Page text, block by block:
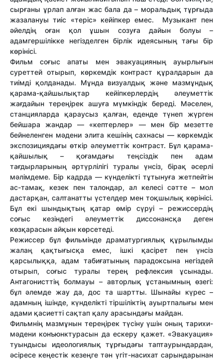
сырғаны ұрлап алған жас бала да – моральдық тұрғыда
жазалануы тиіс «теріс» кейіпкер емес. Музыкант пен
әйелдің оған қол ұшын созуға дайын болуы –
адамгершілікке негізделген бірлік идеясының тағы бір
көрінісі.
Фильм соғыс апаты мен эвакуацияның ауырлығын
суреттей отырып, көркемдік контраст құралдарын да
тиімді қолданады. Мұнда визуалдық және мазмұндық
қарама-қайшылықтар кейіпкерлердің әлеуметтік
жағдайын тереңірек ашуға мүмкіндік береді. Мәселен,
станцияларда қараусыз қалған, еденде түнеп жүрген
бейшара жандар — «кептерлер» — мен бір мезетте
бейнеленген мәдени элита кешінің сахнасы — көркемдік
экспозициядағы өткір әлеуметтік контраст. Бұл қарама-
қайшылық – қоғамдағы теңсіздік пен адам
тағдырларының әртүрлілігі туралы үнсіз, бірақ әсерлі
мәлімдеме. Бір кадрда — күнделікті тұтынуға жетпейтін
ас-тамақ, кезек пен талондар, ал келесі сәтте – мол
дастарқан, салтанатты үстелдер мен тоқшылық көрінісі.
Бұл екі шындықтың қатар өмір сүруі – режиссердің
соғыс кезіндегі әлеуметтік диссонансқа деген
көзқарасын айқын көрсетеді.
Режиссер бұл фильмінде драматургиялық құрылымды
жалаң қақтығысқа емес, ішкі қасірет пен үнсіз
қарсылыққа, адам табиғатының парадоксына негіздей
отырып, соғыс туралы терең рефлексия ұсынады.
Антагонисттің болмауы – авторлық ұстанымның өзегі:
бұл әлемде жау да, дос та шартты. Шынайы күрес –
адамның ішінде, күнделікті тіршіліктің ауыртпалығы мен
адами қасиетті сақтап қалу арасындағы майдан.
Фильмнің мазмұнын тереңірек түсіну үшін оның тарихи-
мәдени конъюнктурасын да ескеру қажет. «Эвакуация»
туындысы идеологиялық тұрғыдағы таптаурындардан,
әсіресе кеңестік кезеңге тән үгіт-насихат сарындарынан